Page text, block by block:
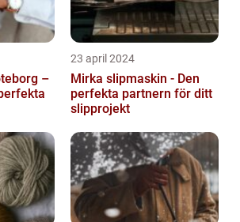
–
23 april 2024
Mirka slipmaskin - Den
perfekta partnern för ditt
slipprojekt